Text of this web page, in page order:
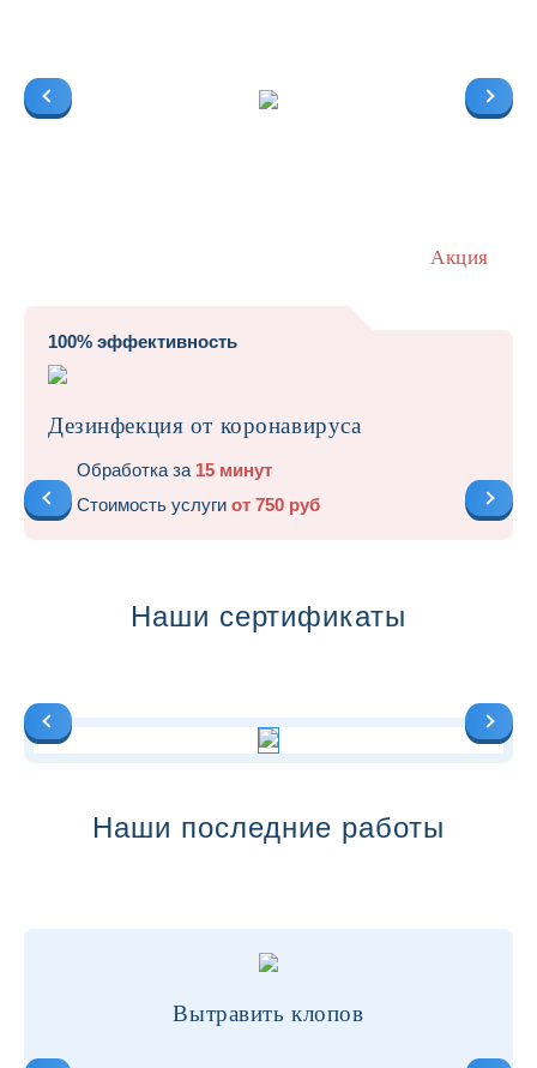
Акция
100% эффективность
Дезинфекция от коронавируса
Обработка за 15 минут
Стоимость услуги от 750 руб
Наши сертификаты
Наши последние работы
Вытравить клопов